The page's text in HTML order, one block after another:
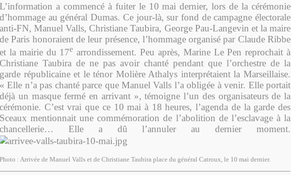
L’information a commencé à fuiter le 10 mai dernier, lors de la cérémonie
d’hommage au général Dumas. Ce jour-là, sur fond de campagne électorale
anti-FN, Manuel Valls, Christiane Taubira, George Pau-Langevin et la maire
de Paris honoraient de leur présence, l’hommage organisé par Claude Ribbe
et la mairie du 17e arrondissement. Peu après, Marine Le Pen reprochait à
Christiane Taubira de ne pas avoir chanté pendant que l’orchestre de la
garde républicaine et le ténor Molière Athalys interprétaient la Marseillaise.
« Elle n’a pas chanté parce que Manuel Valls l’a obligée à venir. Elle portait
déjà un masque fermé en arrivant », témoigne l’un des organisateurs de la
cérémonie. C’est vrai que ce 10 mai à 18 heures, l’agenda de la garde des
Sceaux mentionnait une commémoration de l’abolition de l’esclavage à la
chancellerie… Elle a dû l’annuler au dernier moment.
Photo : Arrivée de Manuel Valls et de Christiane Taubira place du général Catroux, le 10 mai dernier.